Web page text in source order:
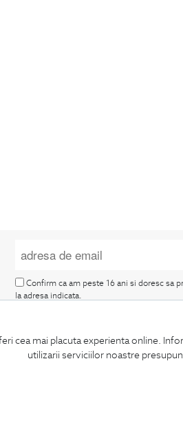
cea mai placuta experienta online.
utilizarii serviciilor noastre
Confirm ca am peste 16 ani si doresc sa
la adresa indicata.